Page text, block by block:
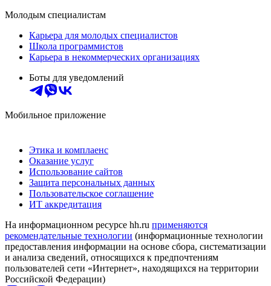
Молодым специалистам
Карьера для молодых специалистов
Школа программистов
Карьера в некоммерческих организациях
Боты для уведомлений
Мобильное приложение
Этика и комплаенс
Оказание услуг
Использование сайтов
Защита персональных данных
Пользовательское соглашение
ИТ аккредитация
На информационном ресурсе hh.ru применяются
рекомендательные технологии (информационные технологии
предоставления информации на основе сбора, систематизации
и анализа сведений, относящихся к предпочтениям
пользователей сети «Интернет», находящихся на территории
Российской Федерации)